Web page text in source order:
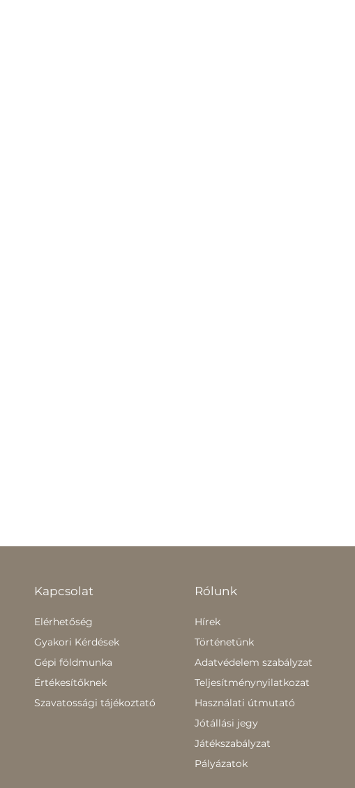
Kapcsolat
Elérhetőség
Gyakori Kérdések
Gépi földmunka
Értékesítőknek
Szavatossági tájékoztató
Rólunk
Hírek
Történetünk
Adatvédelem szabályzat
Teljesítménynyilatkozat
Használati útmutató
Jótállási jegy
Játékszabályzat
Pályázatok